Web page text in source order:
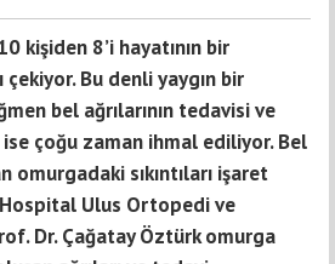
kişiden 8’i hayatının bir
çekiyor. Bu denli yaygın bir
bel ağrılarının tedavisi ve
ise çoğu zaman ihmal ediliyor. Bel
omurgadaki sıkıntıları işaret
Ulus Ortopedi ve
Dr. Çağatay Öztürk omurga